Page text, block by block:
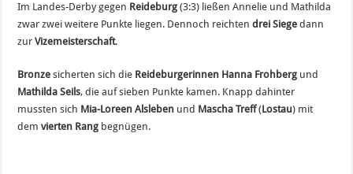
Im Landes-Derby gegen Reideburg (3:3) ließen Annelie und Mathilda
zwar zwei weitere Punkte liegen. Dennoch reichtendrei Siege dann
zurVizemeisterschaft.
Bronze sicherten sich die Reideburgerinnen Hanna Frohberg und
Mathilda Seils, die auf sieben Punkte kamen. Knapp dahinter
mussten sich Mia-Loreen Alsleben und Mascha Treff(Lostau) mit
demvierten Rang begnügen.